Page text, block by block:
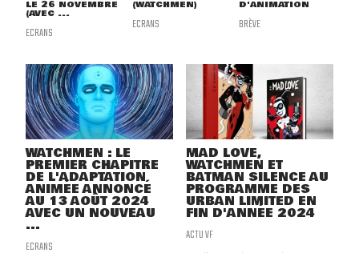
LE 26 NOVEMBRE
(AVEC ...
ECRANS
(WATCHMEN)
ECRANS
D'ANIMATION
BRÈVE
WATCHMEN : LE
PREMIER CHAPITRE
DE L'ADAPTATION
ANIMÉE ANNONCÉ
AU 13 AOÛT 2024
AVEC UN NOUVEAU
...
ECRANS
MAD LOVE,
WATCHMEN ET
BATMAN SILENCE AU
PROGRAMME DES
URBAN LIMITED EN
FIN D'ANNÉE 2024
ACTU VF